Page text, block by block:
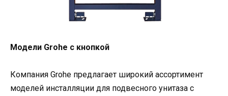
Модели Grohe с кнопкой
Компания Grohe предлагает широкий ассортимент
моделей инсталляции для подвесного унитаза с